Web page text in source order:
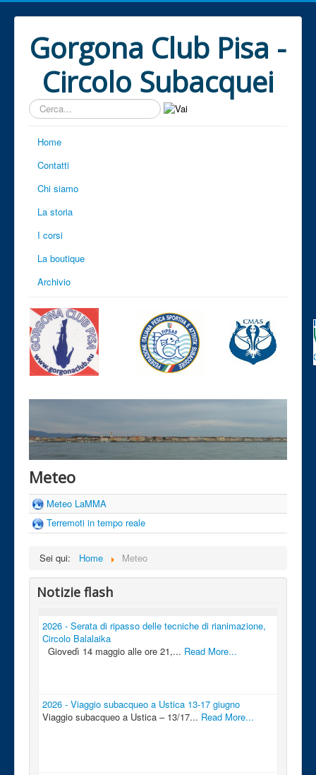
Gorgona Club Pisa -
Circolo Subacquei
Cerca...
Home
Contatti
Chi siamo
La storia
I corsi
La boutique
Archivio
Meteo
Meteo LaMMA
Terremoti in tempo reale
Sei qui: Home Meteo
Notizie flash
2026 - Serata di ripasso delle tecniche di rianimazione,
Circolo Balalaika
Giovedì 14 maggio alle ore 21,... Read More...
2026 - Viaggio subacqueo a Ustica 13-17 giugno
Viaggio subacqueo a Ustica – 13/17... Read More...